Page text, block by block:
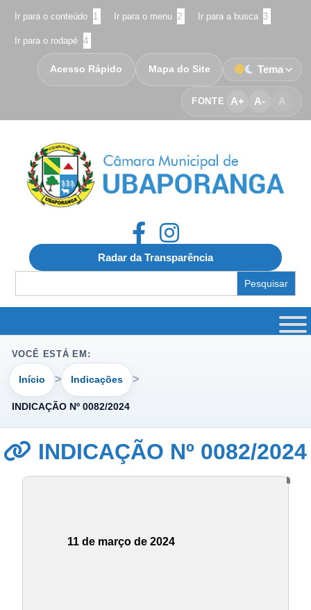
Ir para o conteúdo 1 Ir para o menu 2 Ir para a busca 3
Ir para o rodapé 4
FONTE A+ A- A
Acesso Rápido Mapa do Site Tema
Radar da Transparência
for:
VOCÊ ESTÁ EM:
Início Indicações
INDICAÇÃO Nº 0082/2024
INDICAÇÃO Nº 0082/2024
11 de março de 2024